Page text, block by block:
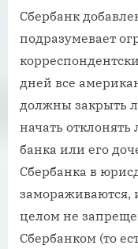
Сбербанк
подразумевает
дней все
должны закрыть
начать
банка или его
Сбербанка в
замораживаются,
целом не
Сбербанком (то